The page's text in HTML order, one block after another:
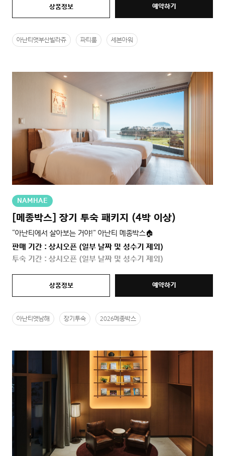
상품정보 예약하기
아난티앳부산빌라쥬 파티룸 세븐아워
NAMHAE
[메종박스] 장기 투숙 패키지 (4박 이상)
“아난티에서 살아보는 거야!” 아난티 메종박스🏠
판매 기간 : 상시오픈 (일부 날짜 및 성수기 제외)
투숙 기간 : 상시오픈 (일부 날짜 및 성수기 제외)
상품정보 예약하기
아난티앳남해 장기투숙 2026메종박스